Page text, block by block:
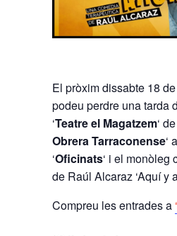
El pròxim dissabte 18
podeu perdre una tarda
‘Teatre el Magatzem‘
Obrera Tarraconense‘
‘Oficinats‘ i el monòleg
de Raúl Alcaraz ‘Aquí y
Compreu les entrades a ‘